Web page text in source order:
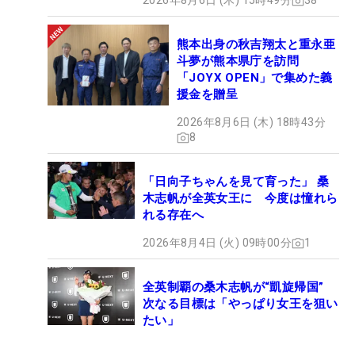
熊本出身の秋吉翔太と重永亜
斗夢が熊本県庁を訪問
「JOYX OPEN」で集めた義
援金を贈呈
2026年8月6日 (木) 18時43分
8
「日向子ちゃんを見て育った」 桑
木志帆が全英女王に 今度は憧れら
れる存在へ
2026年8月4日 (火) 09時00分 1
全英制覇の桑木志帆が“凱旋帰国”
次なる目標は「やっぱり女王を狙い
たい」